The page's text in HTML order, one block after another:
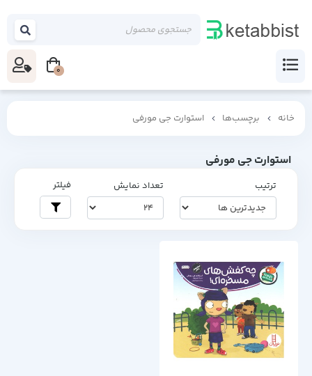
خانه برچسب‌ها استوارت جی مورفی
استوارت جی مورفی
ترتیب تعداد نمایش فیلتر
0